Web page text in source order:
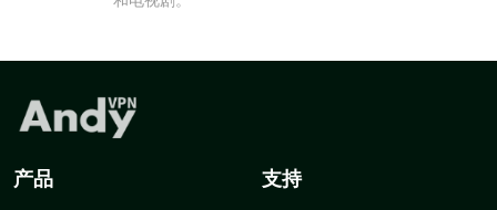
产品 支持